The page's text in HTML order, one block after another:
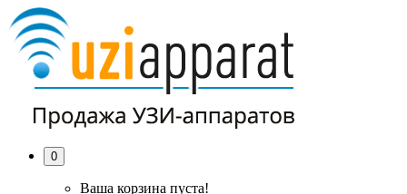
0
Ваша корзина пуста!